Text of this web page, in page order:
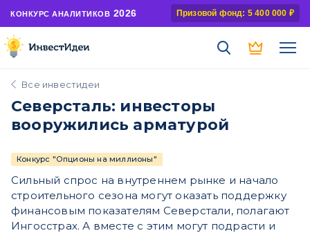
КОНКУРС АНАЛИТИКОВ 2026 Призовой фонд: 5 400 000 ₽
Все инвестидеи
Северсталь: инвесторы
вооружились арматурой
Конкурс "Опционы на миллионы"
Сильный спрос на внутреннем рынке и начало
строительного сезона могут оказать поддержку
финансовым показателям Северстали, полагают
Ингосстрах. А вместе с этим могут подрасти и